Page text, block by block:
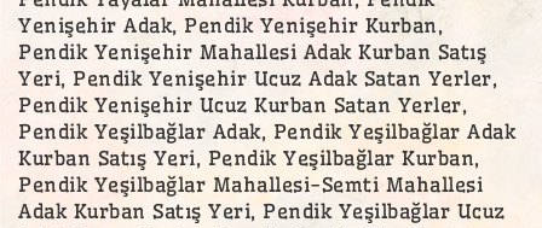
Yenişehir Adak, Pendik Yenişehir Kurban,
Pendik Yenişehir Mahallesi Adak Kurban Satış
Yeri, Pendik Yenişehir Ucuz Adak Satan Yerler,
Pendik Yenişehir Ucuz Kurban Satan Yerler,
Pendik Yeşilbağlar Adak, Pendik Yeşilbağlar Adak
Kurban Satış Yeri, Pendik Yeşilbağlar Kurban,
Pendik Yeşilbağlar Mahallesi-Semti Mahallesi
Adak Kurban Satış Yeri, Pendik Yeşilbağlar Ucuz